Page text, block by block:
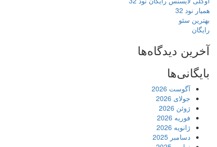
همیار نود 32
بهترین سئو
رایگان
آخرین دیدگاه‌ها
بایگانی‌ها
آگوست 2026
جولای 2026
ژوئن 2026
فوریه 2026
ژانویه 2026
دسامبر 2025